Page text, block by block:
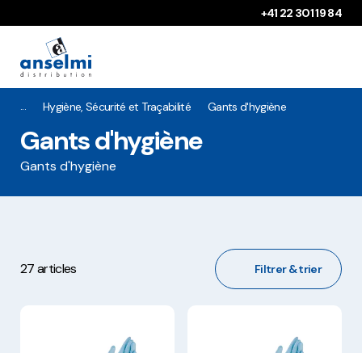
+41 22 301 19 84
Hygiène, Sécurité et Traçabilité Gants d'hygiène
Gants d'hygiène
Gants d'hygiène
27 articles Filtrer & trier